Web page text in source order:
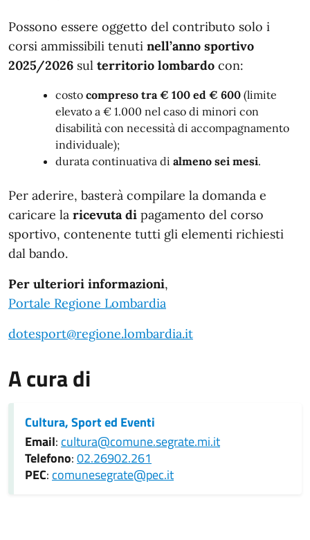
Possono essere oggetto del contributo solo i
corsi ammissibili tenuti nell’anno sportivo
2025/2026 sul territorio lombardo con:
costo compreso tra € 100 ed € 600 (limite
elevato a € 1.000 nel caso di minori con
disabilità con necessità di accompagnamento
individuale);
durata continuativa di almeno sei mesi.
Per aderire, basterà compilare la domanda e
caricare la ricevuta di pagamento del corso
sportivo, contenente tutti gli elementi richiesti
dal bando.
Per ulteriori informazioni,
Portale Regione Lombardia
dotesport@regione.lombardia.it
A cura di
Cultura, Sport ed Eventi
Email: cultura@comune.segrate.mi.it
Telefono:02.26902.261
PEC: comunesegrate@pec.it